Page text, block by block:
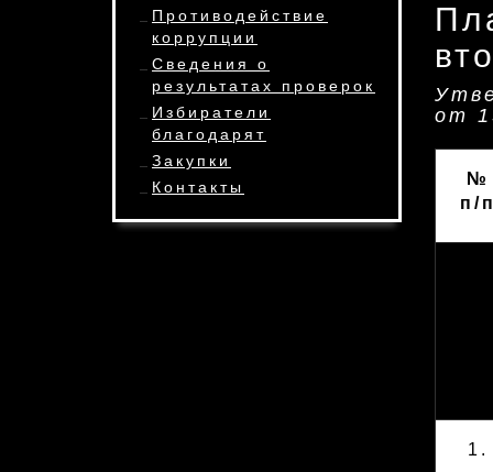
Противодействие
коррупции
Сведения о
результатах проверок
Избиратели
благодарят
Закупки
Контакты
от
№
п/
1.